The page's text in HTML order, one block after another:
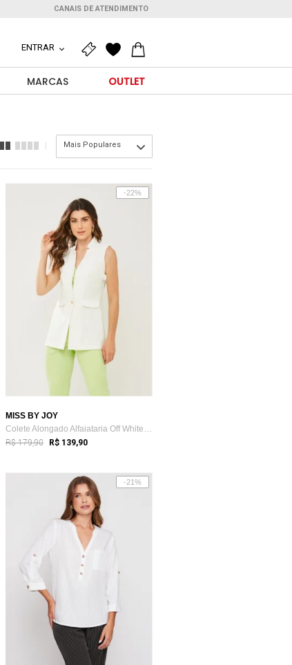
CANAIS DE ATENDIMENTO
ENTRAR
MARCAS OUTLET
Mais Populares
-22%
MISS BY JOY
Colete Alongado Alfaiataria Off White Mi...
R$ 179,90 R$ 139,90
-21%